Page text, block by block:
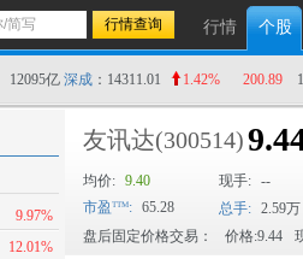
行情 个股
12095亿 深成 ：14311.01 1.42% 200.89
9.97%
12.01%
友讯达(300514)
均价: 9.40 现手: --
市盈
: 65.28 总手: 2.59万
盘后固定价格交易：
价格:9.44